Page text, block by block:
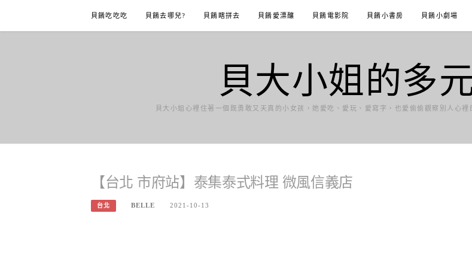
content
貝餚吃吃吃 貝餚去哪兒? 貝餚瞎拼去 貝餚愛漂釀 貝餚電影院 貝餚小書房 貝餚小劇場
貝大小姐的多
貝大小姐心裡住著一個既勇敢又天真的小女孩，她愛吃、愛玩、愛寫字，也愛偷偷觀察別人心
【台北 市府站】泰集泰式料理 微風信義店
台北 BELLE 2021-10-13